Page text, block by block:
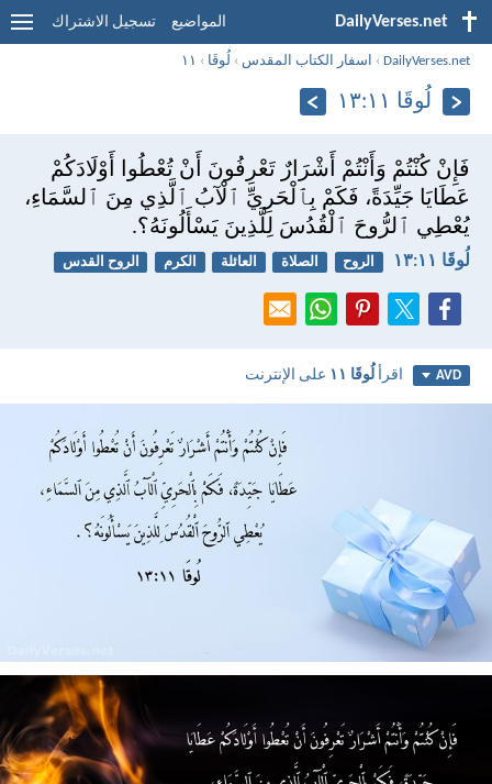
DailyVerses.net المواضيع تسجيل الاشتراك
DailyVerses.net
› اسفار الكتاب المقدس › لُوقَا › ١١
لُوقَا ١١:‏١٣
فَإِنْ كُنْتُمْ وَأَنْتُمْ أَشْرَارٌ تَعْرِفُونَ أَنْ تُعْطُوا أَوْلَادَكُمْ
عَطَايَا جَيِّدَةً، فَكَمْ بِٱلْحَرِيِّ ٱلْآبُ ٱلَّذِي مِنَ ٱلسَّمَاءِ،
يُعْطِي ٱلرُّوحَ ٱلْقُدُسَ لِلَّذِينَ يَسْأَلُونَهُ؟.
لُوقَا ١١:‏١٣ الروح الصلاة العائلة الكرم الروح القدس
AVD اقرألُوقَا ١١ على الإنترنت